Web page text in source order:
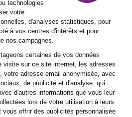
08/09/26 09/09/26,
11/09/26.
(Présentiel)
SE PRÉ-INSCRIRE
/ 09